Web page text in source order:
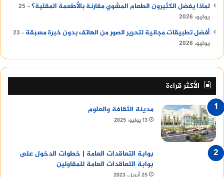
لماذا يفضل الكثيرون الطعام المشوي مقارنة بالأطعمة المقلية؟
25
يوليو، 2026
أفضل تطبيقات مجانية لتحرير الصور من الهاتف بدون خبرة مسبقة
23
يوليو، 2026
الأكثر قراءة
مدينة الثقافة والعلوم
13 يوليو، 2025
بوابة التعاقدات العامة | خطوات الدخول على
بوابة التعاقدات العامة للمقاولين